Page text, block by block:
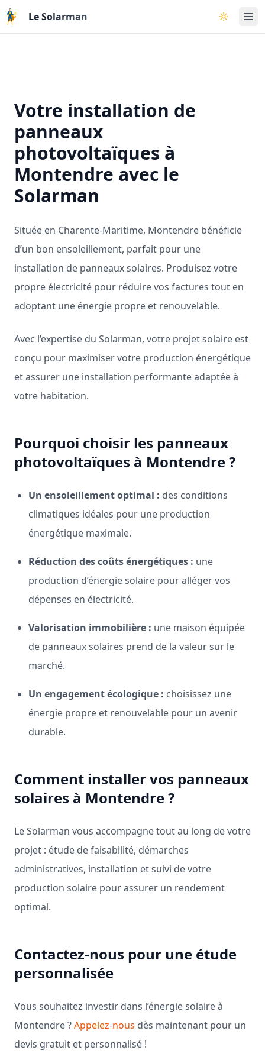
Aller au contenu principal
Le Solarman Basculer
Votre installation de
panneaux
photovoltaïques à
Montendre avec le
Solarman
Située en Charente-Maritime, Montendre bénéficie
d’un bon ensoleillement, parfait pour une
installation de panneaux solaires. Produisez votre
propre électricité pour réduire vos factures tout en
adoptant une énergie propre et renouvelable.
Avec l’expertise du Solarman, votre projet solaire est
conçu pour maximiser votre production énergétique
et assurer une installation performante adaptée à
votre habitation.
Pourquoi choisir les panneaux
photovoltaïques à Montendre ?
Un ensoleillement optimal : des conditions
climatiques idéales pour une production
énergétique maximale.
Réduction des coûts énergétiques : une
production d’énergie solaire pour alléger vos
dépenses en électricité.
Valorisation immobilière : une maison équipée
de panneaux solaires prend de la valeur sur le
marché.
Un engagement écologique : choisissez une
énergie propre et renouvelable pour un avenir
durable.
Comment installer vos panneaux
solaires à Montendre ?
Le Solarman vous accompagne tout au long de votre
projet : étude de faisabilité, démarches
administratives, installation et suivi de votre
production solaire pour assurer un rendement
optimal.
Contactez-nous pour une étude
personnalisée
Vous souhaitez investir dans l’énergie solaire à
Montendre ?Appelez-nous dès maintenant pour un
devis gratuit et personnalisé !